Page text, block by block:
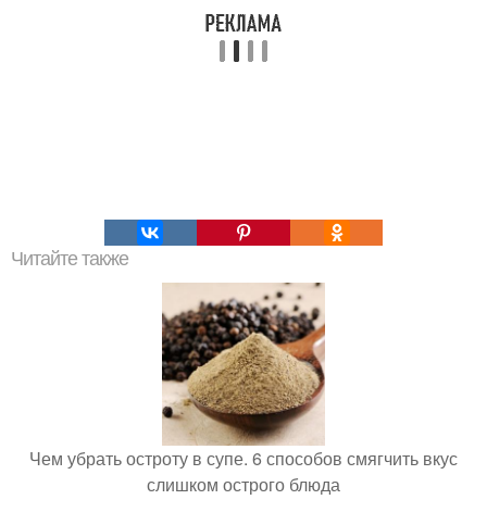
Читайте также
Чем убрать остроту в супе. 6 способов смягчить вкус
слишком острого блюда